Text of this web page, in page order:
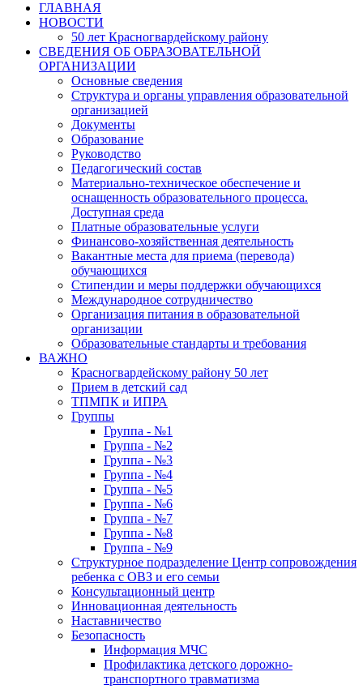
ГЛАВНАЯ
НОВОСТИ
50 лет Красногвардейскому району
СВЕДЕНИЯ ОБ ОБРАЗОВАТЕЛЬНОЙ
ОРГАНИЗАЦИИ
Основные сведения
Структура и органы управления образовательной
организацией
Документы
Образование
Руководство
Педагогический состав
Материально-техническое обеспечение и
оснащенность образовательного процесса.
Доступная среда
Платные образовательные услуги
Финансово-хозяйственная деятельность
Вакантные места для приема (перевода)
обучающихся
Стипендии и меры поддержки обучающихся
Международное сотрудничество
Организация питания в образовательной
организации
Образовательные стандарты и требования
ВАЖНО
Красногвардейскому району 50 лет
Прием в детский сад
ТПМПК и ИПРА
Группы
Группа - №1
Группа - №2
Группа - №3
Группа - №4
Группа - №5
Группа - №6
Группа - №7
Группа - №8
Группа - №9
Структурное подразделение Центр сопровождения
ребенка с ОВЗ и его семьи
Консультационный центр
Инновационная деятельность
Наставничество
Безопасность
Информация МЧС
Профилактика детского дорожно-
транспортного травматизма